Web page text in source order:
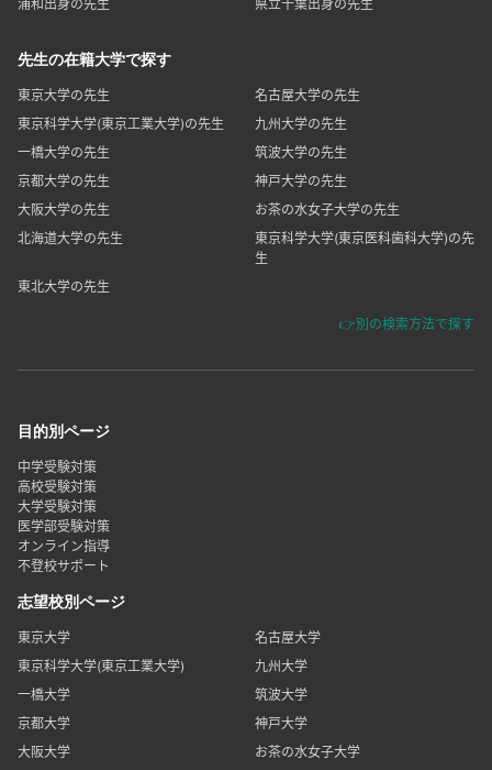
浦和出身の先生
県立千葉出身の先生
先生の在籍大学で探す
東京大学の先生
名古屋大学の先生
東京科学大学(東京工業大学)の先生
九州大学の先生
一橋大学の先生
筑波大学の先生
京都大学の先生
神戸大学の先生
大阪大学の先生
お茶の水女子大学の先生
北海道大学の先生
東京科学大学(東京医科歯科大学)の先
生
東北大学の先生
👉別の検索方法で探す
目的別ページ
中学受験対策
高校受験対策
大学受験対策
医学部受験対策
オンライン指導
不登校サポート
志望校別ページ
東京大学
名古屋大学
東京科学大学(東京工業大学)
九州大学
一橋大学
筑波大学
京都大学
神戸大学
大阪大学
お茶の水女子大学